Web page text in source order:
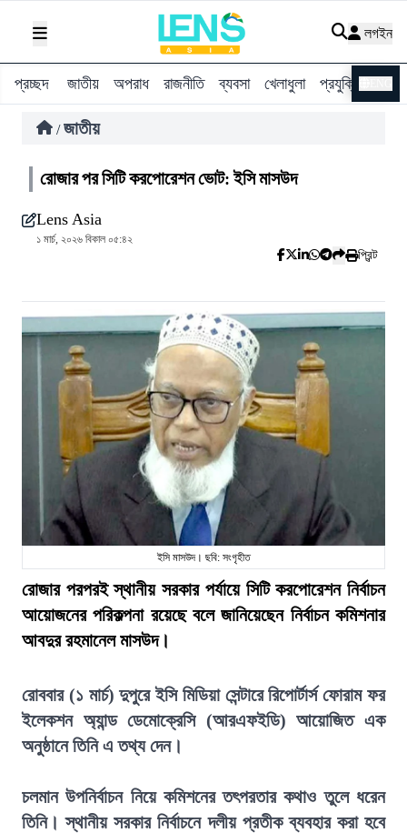
লগইন
প্রচ্ছদ জাতীয় অপরাধ রাজনীতি ব্যবসা খেলাধুলা প্রযুক্তি
/ জাতীয়
রোজার পর সিটি করপোরেশন ভোট: ইসি মাসউদ
Lens Asia
১ মার্চ, ২০২৬ বিকাল ০৫:৪২
প্রিন্ট
ইসি মাসউদ। ছবি: সংগৃহীত
রোজার পরপরই স্থানীয় সরকার পর্যায়ে সিটি করপোরেশন নির্বাচন
আয়োজনের পরিকল্পনা রয়েছে বলে জানিয়েছেন নির্বাচন কমিশনার
আবদুর রহমানেল মাসউদ।
রোববার (১ মার্চ) দুপুরে ইসি মিডিয়া সেন্টারে রিপোর্টার্স ফোরাম ফর
ইলেকশন অ্যান্ড ডেমোক্রেসি (আরএফইডি) আয়োজিত এক
অনুষ্ঠানে তিনি এ তথ্য দেন।
চলমান উপনির্বাচন নিয়ে কমিশনের তৎপরতার কথাও তুলে ধরেন
তিনি। স্থানীয় সরকার নির্বাচনে দলীয় প্রতীক ব্যবহার করা হবে